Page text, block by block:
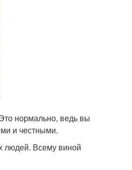
нормально, ведь вы
и честными.
людей. Всему виной